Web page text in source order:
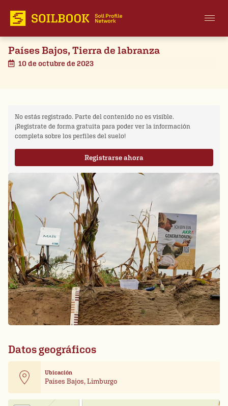
Países Bajos, Tierra de labranza
10 de octubre de 2023
No estás registrado. Parte del contenido no es visible.
¡Regístrate de forma gratuita para poder ver la información
completa sobre los perfiles del suelo!
Registrarse ahora
Datos geográficos
Ubicación
Países Bajos, Limburgo